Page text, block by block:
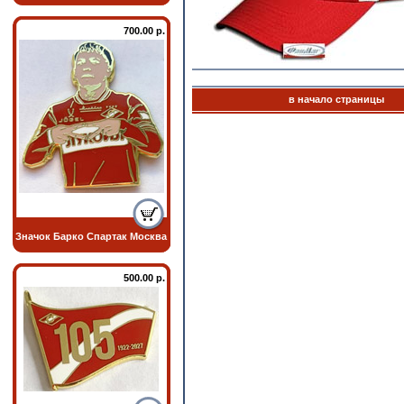
700.00 р.
Значок Барко Спартак Москва
500.00 р.
в начало страницы